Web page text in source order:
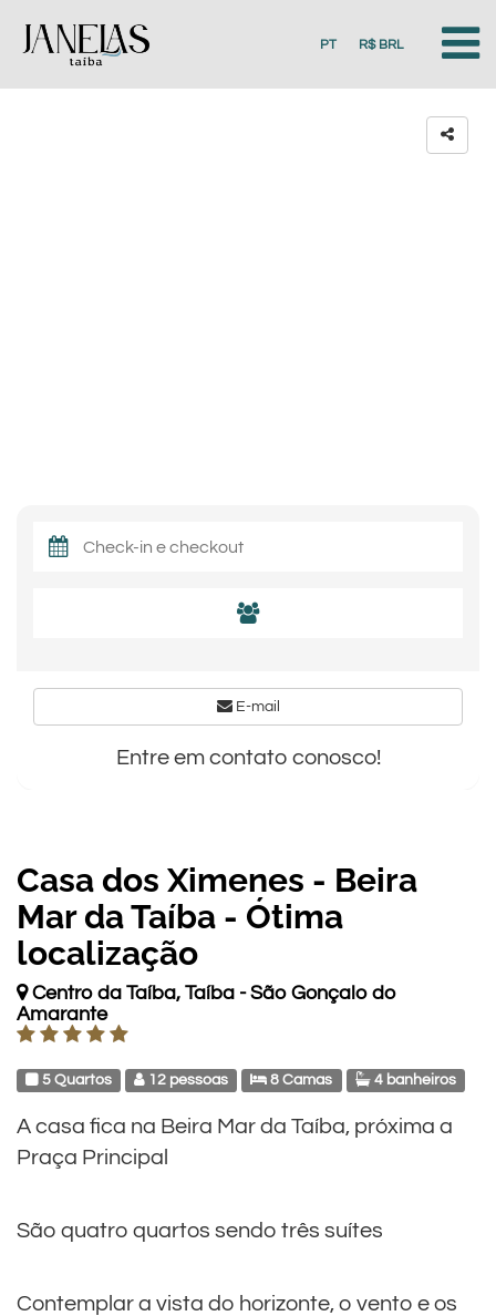
PT R$ BRL
Casa dos Ximenes - Beira
Mar da Taíba - Ótima
localização
Centro da Taíba, Taíba - São Gonçalo do
Amarante
5 Quartos 12 pessoas 8 Camas 4 banheiros
A casa fica na Beira Mar da Taíba, próxima a
Praça Principal
São quatro quartos sendo três suítes
Contemplar a vista do horizonte, o vento e os
E-mail
Entre em contato conosco!